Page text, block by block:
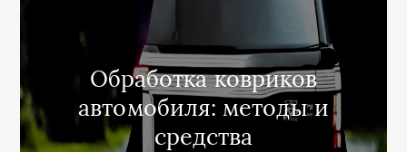
Обработка ковриков
автомобиля: методы и
средства